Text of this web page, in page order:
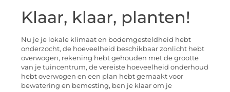
Klaar, klaar, planten!
Nu je je lokale klimaat en bodemgesteldheid hebt
onderzocht, de hoeveelheid beschikbaar zonlicht hebt
overwogen, rekening hebt gehouden met de grootte
van je tuincentrum, de vereiste hoeveelheid onderhoud
hebt overwogen en een plan hebt gemaakt voor
bewatering en bemesting, ben je klaar om je